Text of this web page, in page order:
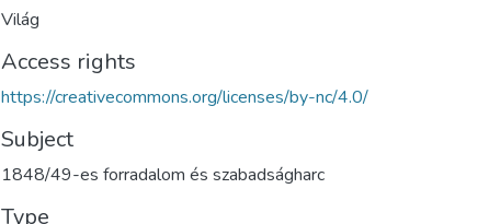
Világ
Access rights
https://creativecommons.org/licenses/by-nc/4.0/
Subject
1848/49-es forradalom és szabadságharc
Type